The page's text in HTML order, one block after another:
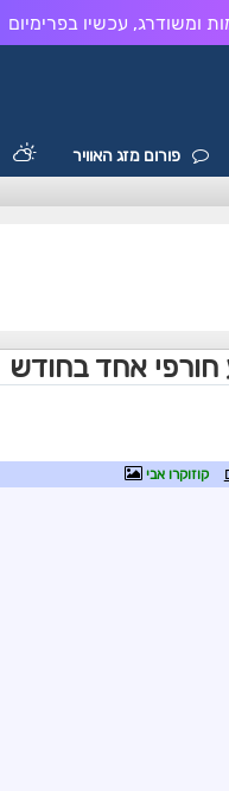
ומשודרג, עכשיו בפרימיום
פורום מזג האוויר
אחד בחודש
קוזוקרו אבי